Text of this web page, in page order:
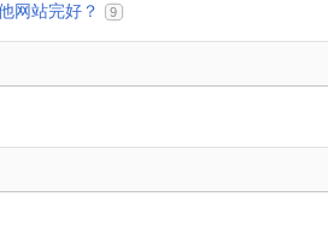
网站完好？ 9